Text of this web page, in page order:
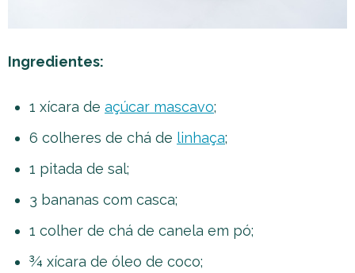
Ingredientes:
1 xícara de açúcar mascavo;
6 colheres de chá de linhaça;
1 pitada de sal;
3 bananas com casca;
1 colher de chá de canela em pó;
¾ xícara de óleo de coco;